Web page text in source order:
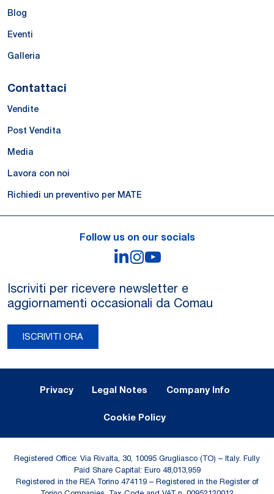
Blog
Eventi
Galleria
Contattaci
Vendite
Post Vendita
Media
Lavora con noi
Richiedi un preventivo per MATE
Follow us on our socials
LinkedIn
Instagram
Iscriviti per ricevere newsletter e
aggiornamenti occasionali da Comau
ISCRIVITI ORA
Privacy Legal Notes Company Info
Cookie Policy
Registered Office: Via Rivalta, 30, 10095 Grugliasco (TO) – Italy. Fully
Paid Share Capital: Euro 48,013,959
Registered in the REA Torino 474119 – Registered in the Register of